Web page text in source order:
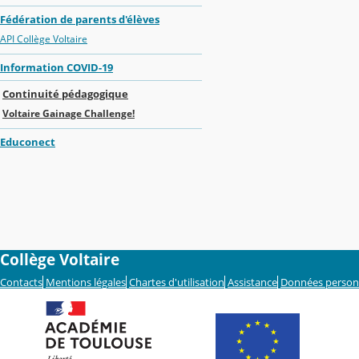
Fédération de parents d'élèves
API Collège Voltaire
Information COVID-19
Continuité pédagogique
Voltaire Gainage Challenge!
Educonect
Collège Voltaire
Contacts Mentions légales Chartes d'utilisation Assistance Données